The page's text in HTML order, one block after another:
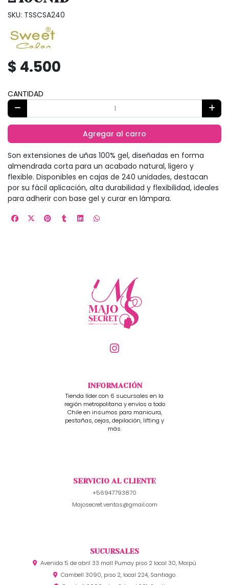
SKU: TSSCSA240
$ 4.500
CANTIDAD
Agregar al carro
Son extensiones de uñas 100% gel, diseñadas en forma
almendrada corta para un acabado natural, ligero y
flexible. Disponibles en cajas de 240 unidades, destacan
por su fácil aplicación, alta durabilidad y flexibilidad, ideales
para adherir con base gel y curar en lámpara.
INFORMACIÓN
Tienda líder con 6 sucursales en la
región metropolitana y envíos a todo
Chile en insumos para manicura,
pestañas, cejas, depilación, lifting y
más.
SERVICIO AL CLIENTE
+56947793870
Majosecret.ventas@gmail.com
SUCURSALES
Avenida 5 de abril 33 mall Pumay piso 2 local 30, Maipú
Cambell 3090, piso 2, local 224, Santiago.